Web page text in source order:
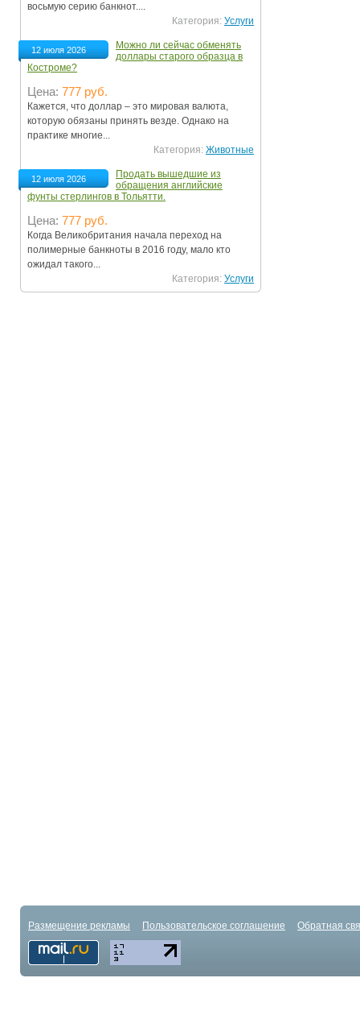
восьмую серию банкнот....
Категория: Услуги
12 июля 2026
Можно ли сейчас обменять
доллары старого образца в
Костроме?
Цена: 777 руб.
Кажется, что доллар – это мировая валюта,
которую обязаны принять везде. Однако на
практике многие...
Категория: Животные
12 июля 2026
Продать вышедшие из
обращения английские
фунты стерлингов в Тольятти.
Цена: 777 руб.
Когда Великобритания начала переход на
полимерные банкноты в 2016 году, мало кто
ожидал такого...
Категория: Услуги
Размещение рекламы Пользовательское соглашение Обратная